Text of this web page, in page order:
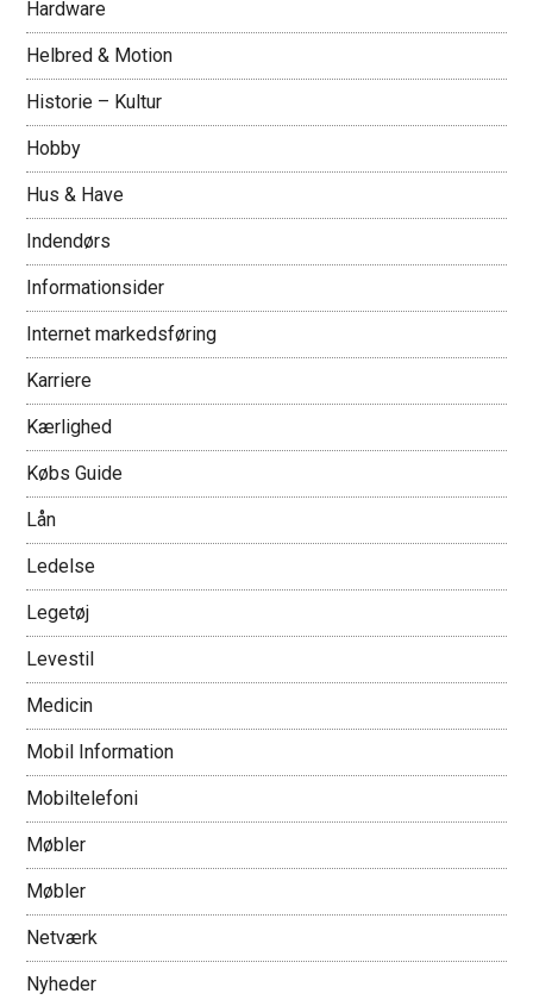
Hardware
Helbred & Motion
Historie – Kultur
Hobby
Hus & Have
Indendørs
Informationsider
Internet markedsføring
Karriere
Kærlighed
Købs Guide
Lån
Ledelse
Legetøj
Levestil
Medicin
Mobil Information
Mobiltelefoni
Møbler
Møbler
Netværk
Nyheder